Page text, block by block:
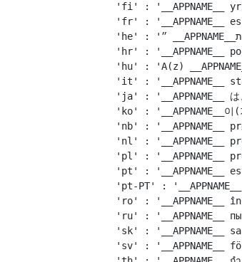
'fi' : '__APPNAME__
'fr' : '__APPNAME__
    'he' : '״ __APPNAME__״ מבקש להתקין תוכנות מבית Apple.',
'hr' : '__APPNAME__
'hu' : 'A(z)
'it' : '__APPNAME__
'ja' : '__APPNAME__ は
'ko' : '__APPNAME__이(
'nb' : '__APPNAME__
'nl' : '__APPNAME__
'pl' : '__APPNAME__
'pt' : '__APPNAME__
'pt-PT' :
'ro' : '__APPNAME__
'ru' : '__APPNAME__
'sk' : '__APPNAME__
'sv' : '__APPNAME__